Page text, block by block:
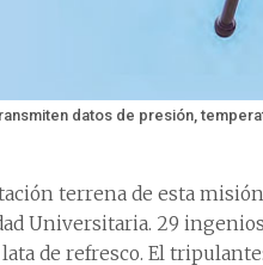
datos de presión,
terrena de esta
Universitaria. 29
de refresco. El